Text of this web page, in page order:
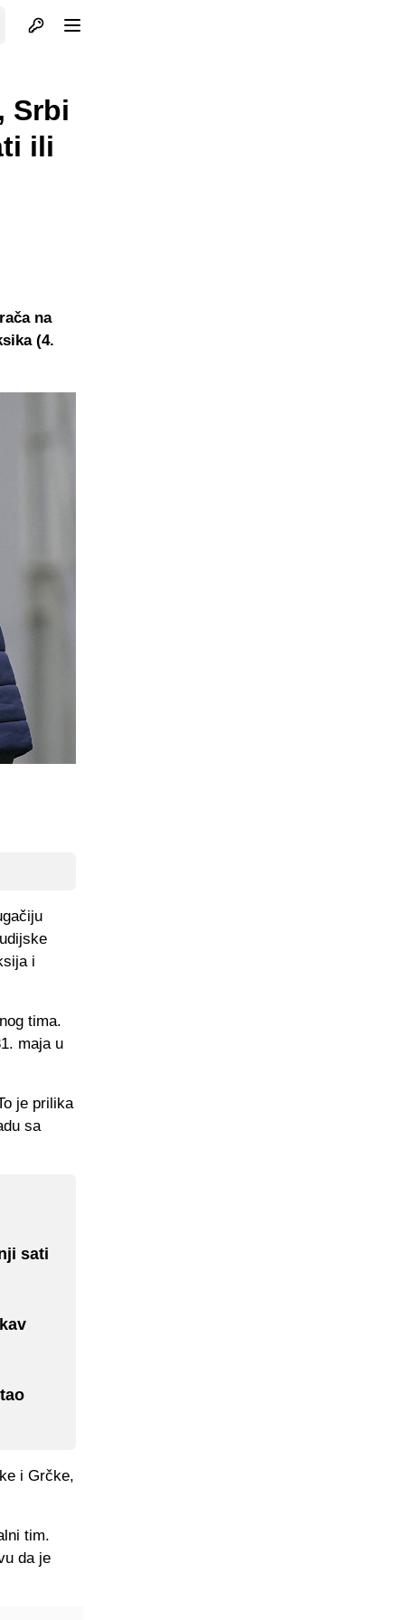
Otvori profil
Srbi
ili
na
(4.
i
tima.
maja u
je prilika
sa
sati
i Grčke,
tim.
da je